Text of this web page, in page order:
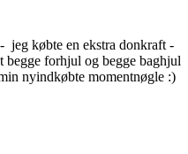
jeg købte en ekstra donkraft -
forhjul og begge baghjul
nyindkøbte momentnøgle :)